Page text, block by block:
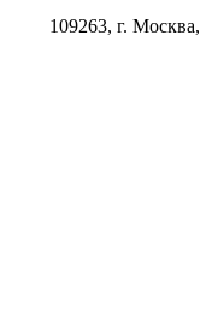
109263, г. Москва,